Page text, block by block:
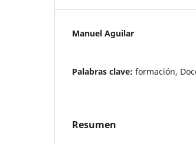
Manuel Aguilar
Palabras clave: formación,
Resumen